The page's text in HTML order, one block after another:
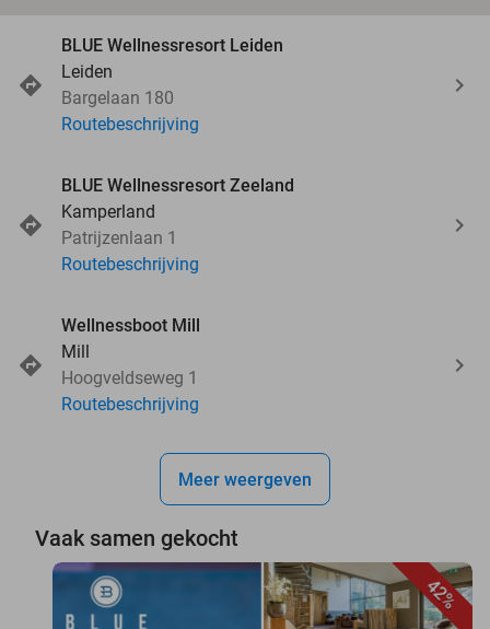
BLUE Wellnessresort Leiden
Leiden
Bargelaan 180
Routebeschrijving
BLUE Wellnessresort Zeeland
Kamperland
Patrijzenlaan 1
Routebeschrijving
Wellnessboot Mill
Mill
Hoogveldseweg 1
Routebeschrijving
Meer weergeven
Vaak samen gekocht
42%